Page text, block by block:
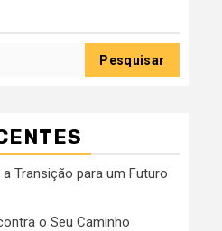
Pesquisar
Transição para um Futuro
o Seu Caminho